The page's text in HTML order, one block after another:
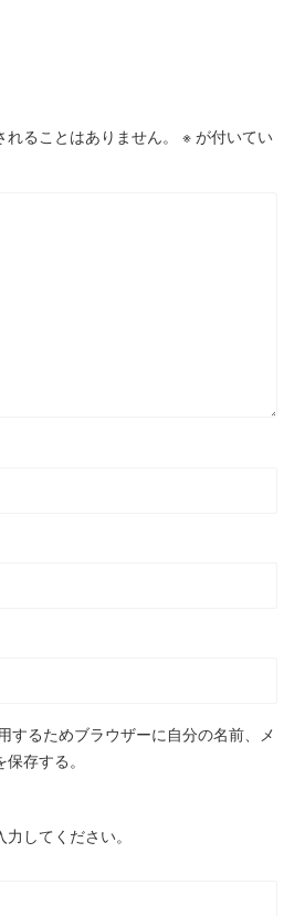
ることはありません。 ※ が付いてい
するためブラウザーに自分の名前、メ
存する。
してください。